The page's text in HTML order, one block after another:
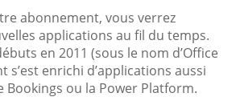
abonnement, vous verrez
applications au fil du temps.
en 2011 (sous le nom d’Office
s’est enrichi d’applications aussi
Bookings ou la Power Platform.